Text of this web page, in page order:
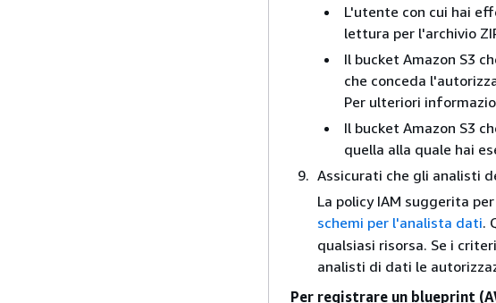
L'utente con cui hai
lettura per l'archivio
Il bucket Amazon S3
che conceda
Per ulteriori
Il bucket Amazon S3
quella alla quale hai
Assicurati che gli analisti
La policy IAM suggerita
schemi per l'analista dati.
qualsiasi risorsa. Se i
analisti di dati le
Per registrare un blueprint